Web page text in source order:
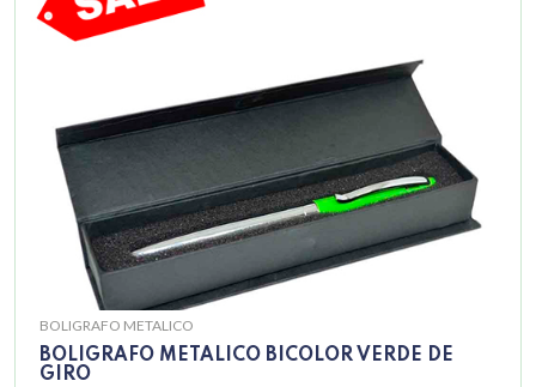
BOLIGRAFO METALICO
BOLIGRAFO METALICO BICOLOR VERDE DE
GIRO